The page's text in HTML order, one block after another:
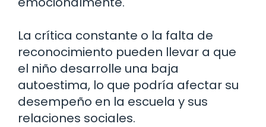
La crítica constante o la falta de
reconocimiento pueden llevar a que
el niño desarrolle una baja
autoestima, lo que podría afectar su
desempeño en la escuela y sus
relaciones sociales.